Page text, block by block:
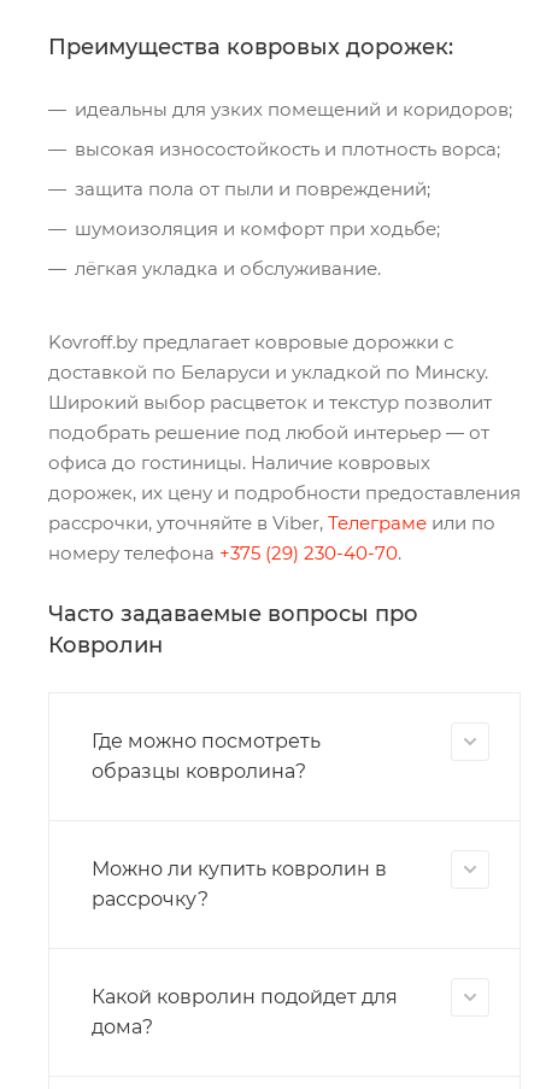
Преимущества ковровых дорожек:
идеальны для узких помещений и коридоров;
высокая износостойкость и плотность ворса;
защита пола от пыли и повреждений;
шумоизоляция и комфорт при ходьбе;
лёгкая укладка и обслуживание.
Kovroff.by предлагает ковровые дорожки с
доставкой по Беларуси и укладкой по Минску.
Широкий выбор расцветок и текстур позволит
подобрать решение под любой интерьер — от
офиса до гостиницы. Наличие ковровых
дорожек, их цену и подробности предоставления
рассрочки, уточняйте в Viber, Телеграме или по
номеру телефона +375 (29) 230-40-70.
Часто задаваемые вопросы про
Ковролин
Где можно посмотреть
образцы ковролина?
Можно ли купить ковролин в
рассрочку?
Какой ковролин подойдет для
дома?